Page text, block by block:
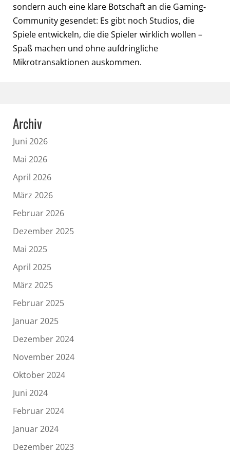
sondern auch eine klare Botschaft an die Gaming-
Community gesendet: Es gibt noch Studios, die
Spiele entwickeln, die die Spieler wirklich wollen –
Spaß machen und ohne aufdringliche
Mikrotransaktionen auskommen.
Archiv
Juni 2026
Mai 2026
April 2026
März 2026
Februar 2026
Dezember 2025
Mai 2025
April 2025
März 2025
Februar 2025
Januar 2025
Dezember 2024
November 2024
Oktober 2024
Juni 2024
Februar 2024
Januar 2024
Dezember 2023